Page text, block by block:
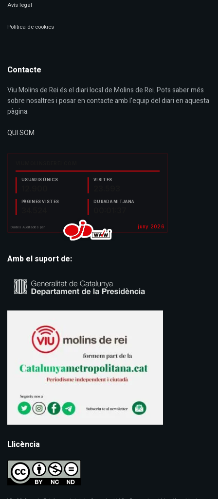
Avís legal
Política de cookies
Contacte
Viu Molins de Rei és el diari local de Molins de Rei. Pots saber més
sobre nosaltres i posar en contacte amb l'equip del diari en aquesta
pàgina:
QUI SOM
Amb el suport de:
Llicència